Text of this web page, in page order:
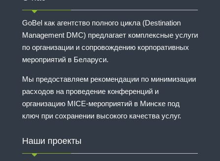
GoBel как агентство полного цикла (Destination
Management DMC) предлагает комплексные услуги
по организации и сопровождению корпоративных
мероприятий в Беларуси.
Мы предоставляем рекомендации по минимизации
расходов на проведение конференций и
организацию MICE-мероприятий в Минске под
ключ при сохранении высокого качества услуг.
Наши проекты